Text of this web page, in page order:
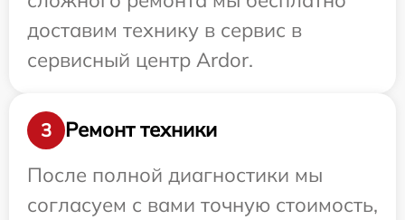
доставим технику в сервис в
сервисный центр Ardor.
3
Ремонт техники
После полной диагностики мы
согласуем с вами точную стоимость,